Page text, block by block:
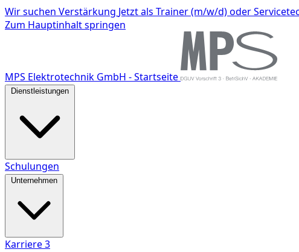
Wir suchen Verstärkung Jetzt als Trainer (m/w/d) oder
Zum Hauptinhalt springen
MPS Elektrotechnik GmbH - Startseite
Dienstleistungen
Schulungen
Unternehmen
Karriere3